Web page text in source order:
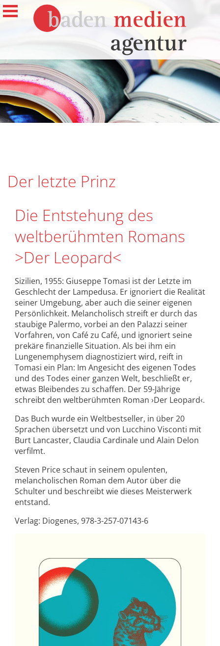
Der letzte Prinz
Die Entstehung des
weltberühmten Romans
>Der Leopard<
Sizilien, 1955: Giuseppe Tomasi ist der Letzte im
Geschlecht der Lampedusa. Er ignoriert die Realität
seiner Umgebung, aber auch die seiner eigenen
Persönlichkeit. Melancholisch streift er durch das
staubige Palermo, vorbei an den Palazzi seiner
Vorfahren, von Café zu Café, und ignoriert seine
prekäre finanzielle Situation. Als bei ihm ein
Lungenemphysem diagnostiziert wird, reift in
Tomasi ein Plan: Im Angesicht des eigenen Todes
und des Todes einer ganzen Welt, beschließt er,
etwas Bleibendes zu schaffen. Der 59-Jährige
schreibt den weltberühmten Roman ›Der Leopard‹.
Das Buch wurde ein Weltbestseller, in über 20
Sprachen übersetzt und von Lucchino Visconti mit
Burt Lancaster, Claudia Cardinale und Alain Delon
verfilmt.
Steven Price schaut in seinem opulenten,
melancholischen Roman dem Autor über die
Schulter und beschreibt wie dieses Meisterwerk
entstand.
Verlag: Diogenes, 978-3-257-07143-6